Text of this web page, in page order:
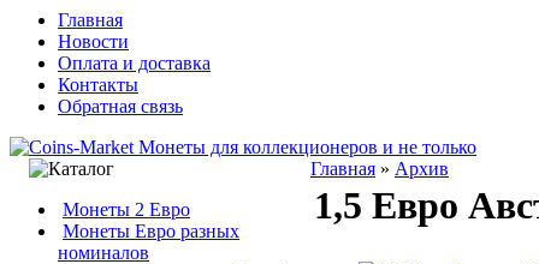
Главная
Новости
Оплата и доставка
Контакты
Обратная связь
Монеты 2 Евро
Монеты Евро разных
номиналов
Главная » Архив
1,5 Евро